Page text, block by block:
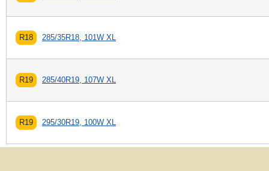
R18 285/35R18, 101W XL
R19 285/40R19, 107W XL
R19 295/30R19, 100W XL